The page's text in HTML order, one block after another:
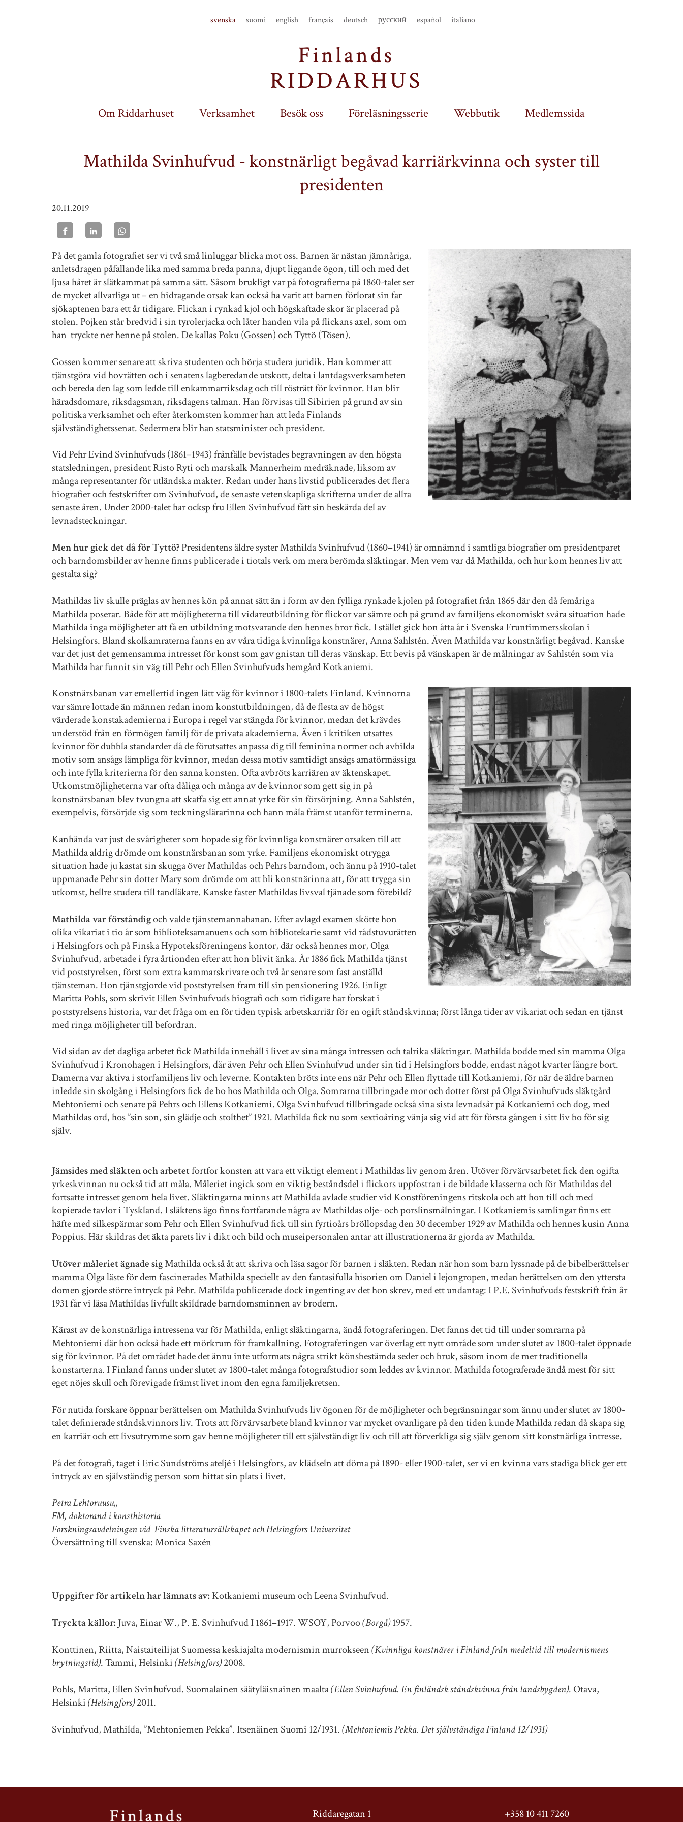
svenska suomi english français deutsch русский español italiano
Om Riddarhuset Verksamhet Besök oss Föreläsningsserie Webbutik Medlemssida
Mathilda Svinhufvud - konstnärligt begåvad karriärkvinna och syster till
presidenten
20.11.2019
På det gamla fotografiet ser vi två små linluggar blicka mot oss. Barnen är nästan jämnåriga,
anletsdragen påfallande lika med samma breda panna, djupt liggande ögon, till och med det
ljusa håret är slätkammat på samma sätt. Såsom brukligt var på fotografierna på 1860-talet ser
de mycket allvarliga ut – en bidragande orsak kan också ha varit att barnen förlorat sin far
sjökaptenen bara ett år tidigare. Flickan i rynkad kjol och högskaftade skor är placerad på
stolen. Pojken står bredvid i sin tyrolerjacka och låter handen vila på flickans axel, som om
han tryckte ner henne på stolen. De kallas Poku (Gossen) och Tyttö (Tösen).
Gossen kommer senare att skriva studenten och börja studera juridik. Han kommer att
tjänstgöra vid hovrätten och i senatens lagberedande utskott, delta i lantdagsverksamheten
och bereda den lag som ledde till enkammarriksdag och till rösträtt för kvinnor. Han blir
häradsdomare, riksdagsman, riksdagens talman. Han förvisas till Sibirien på grund av sin
politiska verksamhet och efter återkomsten kommer han att leda Finlands
självständighetssenat. Sedermera blir han statsminister och president.
Vid Pehr Evind Svinhufvuds (1861–1943) frånfälle bevistades begravningen av den högsta
statsledningen, president Risto Ryti och marskalk Mannerheim medräknade, liksom av
många representanter för utländska makter. Redan under hans livstid publicerades det flera
biografier och festskrifter om Svinhufvud, de senaste vetenskapliga skrifterna under de allra
senaste åren. Under 2000-talet har ocksp fru Ellen Svinhufvud fått sin beskärda del av
levnadsteckningar.
Men hur gick det då för Tyttö?Presidentens äldre syster Mathilda Svinhufvud (1860–1941) är omnämnd i samtliga biografier om presidentparet
och barndomsbilder av henne finns publicerade i tiotals verk om mera berömda släktingar. Men vem var då Mathilda, och hur kom hennes liv att
gestalta sig?
Mathildas liv skulle präglas av hennes kön på annat sätt än i form av den fylliga rynkade kjolen på fotografiet från 1865 där den då femåriga
Mathilda poserar. Både för att möjligheterna till vidareutbildning för flickor var sämre och på grund av familjens ekonomiskt svåra situation hade
Mathilda inga möjligheter att få en utbildning motsvarande den hennes bror fick. I stället gick hon åtta år i Svenska Fruntimmersskolan i
Helsingfors. Bland skolkamraterna fanns en av våra tidiga kvinnliga konstnärer, Anna Sahlstén. Även Mathilda var konstnärligt begåvad. Kanske
var det just det gemensamma intresset för konst som gav gnistan till deras vänskap. Ett bevis på vänskapen är de målningar av Sahlstén som via
Mathilda har funnit sin väg till Pehr och Ellen Svinhufvuds hemgård Kotkaniemi.
Konstnärsbanan var emellertid ingen lätt väg för kvinnor i 1800-talets Finland. Kvinnorna
var sämre lottade än männen redan inom konstutbildningen, då de flesta av de högst
värderade konstakademierna i Europa i regel var stängda för kvinnor, medan det krävdes
understöd från en förmögen familj för de privata akademierna. Även i kritiken utsattes
kvinnor för dubbla standarder då de förutsattes anpassa dig till feminina normer och avbilda
motiv som ansågs lämpliga för kvinnor, medan dessa motiv samtidigt ansågs amatörmässiga
och inte fylla kriterierna för den sanna konsten. Ofta avbröts karriären av äktenskapet.
Utkomstmöjligheterna var ofta dåliga och många av de kvinnor som gett sig in på
konstnärsbanan blev tvungna att skaffa sig ett annat yrke för sin försörjning. Anna Sahlstén,
exempelvis, försörjde sig som teckningslärarinna och hann måla främst utanför terminerna.
Kanhända var just de svårigheter som hopade sig för kvinnliga konstnärer orsaken till att
Mathilda aldrig drömde om konstnärsbanan som yrke. Familjens ekonomiskt otrygga
situation hade ju kastat sin skugga över Mathildas och Pehrs barndom, och ännu på 1910-talet
uppmanade Pehr sin dotter Mary som drömde om att bli konstnärinna att, för att trygga sin
utkomst, hellre studera till tandläkare. Kanske faster Mathildas livsval tjänade som förebild?
Mathilda var förståndigoch valde tjänstemannabanan.Efter avlagd examen skötte hon
olika vikariat i tio år som biblioteksamanuens och som bibliotekarie samt vid rådstuvurätten
i Helsingfors och på Finska Hypoteksföreningens kontor, där också hennes mor, Olga
Svinhufvud, arbetade i fyra årtionden efter att hon blivit änka. År 1886 fick Mathilda tjänst
vid poststyrelsen, först som extra kammarskrivare och två år senare som fast anställd
tjänsteman. Hon tjänstgjorde vid poststyrelsen fram till sin pensionering 1926. Enligt
Maritta Pohls, som skrivit Ellen Svinhufvuds biografi och som tidigare har forskat i
poststyrelsens historia, var det fråga om en för tiden typisk arbetskarriär för en ogift ståndskvinna; först långa tider av vikariat och sedan en tjänst
med ringa möjligheter till befordran.
Vid sidan av det dagliga arbetet fick Mathilda innehåll i livet av sina många intressen och talrika släktingar. Mathilda bodde med sin mamma Olga
Svinhufvud i Kronohagen i Helsingfors, där även Pehr och Ellen Svinhufvud under sin tid i Helsingfors bodde, endast något kvarter längre bort.
Damerna var aktiva i storfamiljens liv och leverne. Kontakten bröts inte ens när Pehr och Ellen flyttade till Kotkaniemi, för när de äldre barnen
inledde sin skolgång i Helsingfors fick de bo hos Mathilda och Olga. Somrarna tillbringade mor och dotter först på Olga Svinhufvuds släktgård
Mehtoniemi och senare på Pehrs och Ellens Kotkaniemi. Olga Svinhufvud tillbringade också sina sista levnadsår på Kotkaniemi och dog, med
Mathildas ord, hos ”sin son, sin glädje och stolthet” 1921. Mathilda fick nu som sextioåring vänja sig vid att för första gången i sitt liv bo för sig
själv.
Jämsides med släktenoch arbetetfortfor konsten att vara ett viktigt element i Mathildas liv genom åren. Utöver förvärvsarbetet fick den ogifta
yrkeskvinnan nu också tid att måla. Måleriet ingick som en viktig beståndsdel i flickors uppfostran i de bildade klasserna och för Mathildas del
fortsatte intresset genom hela livet. Släktingarna minns att Mathilda avlade studier vid Konstföreningens ritskola och att hon till och med
kopierade tavlor i Tyskland. I släktens ägo finns fortfarande några av Mathildas olje- och porslinsmålningar. I Kotkaniemis samlingar finns ett
häfte med silkespärmar som Pehr och Ellen Svinhufvud fick till sin fyrtioårs bröllopsdag den 30 december 1929 av Mathilda och hennes kusin Anna
Poppius. Här skildras det äkta parets liv i dikt och bild och museipersonalen antar att illustrationerna är gjorda av Mathilda.
Utöver måleriet ägnade sigMathilda också åt att skriva och läsa sagor för barnen i släkten. Redan när hon som barn lyssnade på de bibelberättelser
mamma Olga läste för dem fascinerades Mathilda speciellt av den fantasifulla hisorien om Daniel i lejongropen, medan berättelsen om den yttersta
domen gjorde större intryck på Pehr. Mathilda publicerade dock ingenting av det hon skrev, med ett undantag: I P.E. Svinhufvuds festskrift från år
1931 får vi läsa Mathildas livfullt skildrade barndomsminnen av brodern.
Kärast av de konstnärliga intressena var för Mathilda, enligt släktingarna, ändå fotograferingen. Det fanns det tid till under somrarna på
Mehtoniemi där hon också hade ett mörkrum för framkallning. Fotograferingen var överlag ett nytt område som under slutet av 1800-talet öppnade
sig för kvinnor. På det området hade det ännu inte utformats några strikt könsbestämda seder och bruk, såsom inom de mer traditionella
konstarterna. I Finland fanns under slutet av 1800-talet många fotografstudior som leddes av kvinnor. Mathilda fotograferade ändå mest för sitt
eget nöjes skull och förevigade främst livet inom den egna familjekretsen.
För nutida forskare öppnar berättelsen om Mathilda Svinhufvuds liv ögonen för de möjligheter och begränsningar som ännu under slutet av 1800-
talet definierade ståndskvinnors liv. Trots att förvärvsarbete bland kvinnor var mycket ovanligare på den tiden kunde Mathilda redan då skapa sig
en karriär och ett livsutrymme som gav henne möjligheter till ett självständigt liv och till att förverkliga sig själv genom sitt konstnärliga intresse.
På det fotografi, taget i Eric Sundströms ateljé i Helsingfors, av klädseln att döma på 1890- eller 1900-talet, ser vi en kvinna vars stadiga blick ger ett
intryck av en självständig person som hittat sin plats i livet.
Petra Lehtoruusu,,
FM, doktorand i konsthistoria
Forskningsavdelningen vid Finska litteratursällskapet och Helsingfors Universitet
Översättning till svenska: Monica Saxén
Uppgifter för artikeln har lämnats av: Kotkaniemi museum och Leena Svinhufvud.
Tryckta källor: Juva, Einar W., P. E. Svinhufvud I 1861–1917. WSOY, Porvoo(Borgå)1957.
Konttinen, Riitta, Naistaiteilijat Suomessa keskiajalta modernismin murrokseen(Kvinnliga konstnärer i Finland från medeltid till modernismens
brytningstid). Tammi, Helsinki(Helsingfors)2008.
Pohls, Maritta, Ellen Svinhufvud. Suomalainen säätyläisnainen maalta(Ellen Svinhufvud. En finländsk ståndskvinna från landsbygden). Otava,
Helsinki(Helsingfors)2011.
Svinhufvud, Mathilda, ”Mehtoniemen Pekka”. Itsenäinen Suomi 12/1931.(Mehtoniemis Pekka. Det självständiga Finland 12/1931)
Riddaregatan 1
+358 10 411 7260